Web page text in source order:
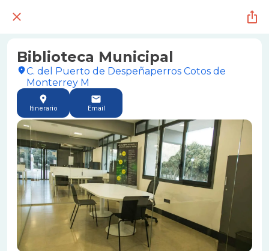
Biblioteca Municipal
C. del Puerto de Despeñaperros Cotos de
Monterrey M
Itinerario Email